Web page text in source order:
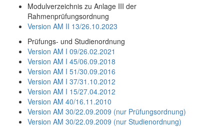
Modulverzeichnis zu Anlage III der
Rahmenprüfungsordnung
Version AM II 13/26.10.2023
Prüfungs- und Studienordnung
Version AM I 09/26.02.2021
Version AM I 45/06.09.2018
Version AM I 51/30.09.2016
Version AM I 37/31.10.2012
Version AM I 15/27.04.2012
Version AM 40/16.11.2010
Version AM 30/22.09.2009 (nur Prüfungsordnung)
Version AM 30/22.09.2009 (nur Studienordnung)